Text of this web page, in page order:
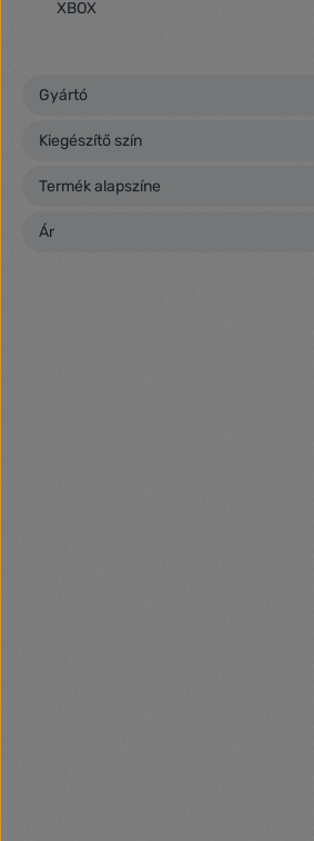
XBOX
Gyártó
Kiegészítő szín
Termék alapszíne
Ár